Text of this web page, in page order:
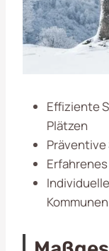
Effiziente
Plätzen
Kommunen